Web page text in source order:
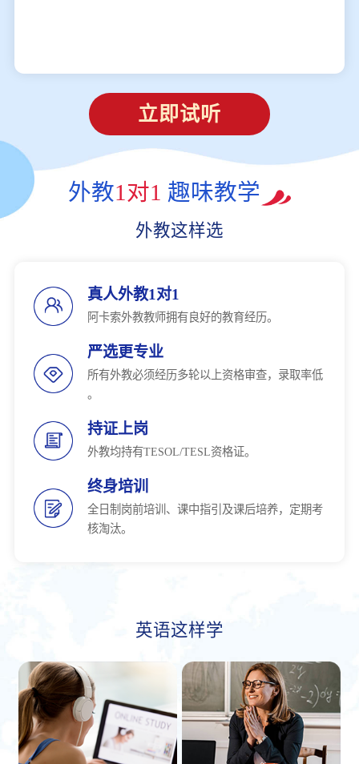
立即试听
外教1对1 趣味教学
外教这样选
真人外教1对1
阿卡索外教教师拥有良好的教育经历。
严选更专业
所有外教必须经历多轮以上资格审查，录取率低
。
持证上岗
外教均持有TESOL/TESL资格证。
终身培训
全日制岗前培训、课中指引及课后培养，定期考
核淘汰。
英语这样学